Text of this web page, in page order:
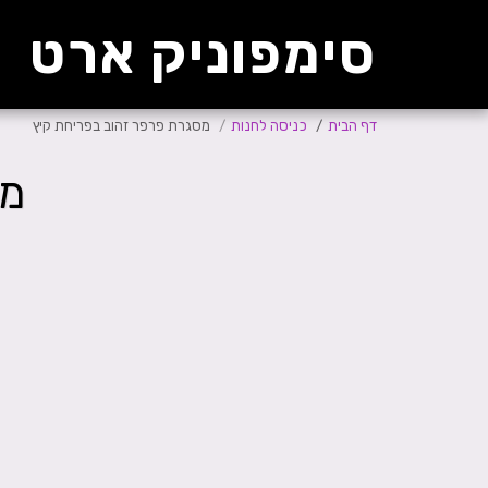
סימפוניק ארט
דף הבית כניסה לחנות מסגרת פרפר זהוב בפריחת קיץ